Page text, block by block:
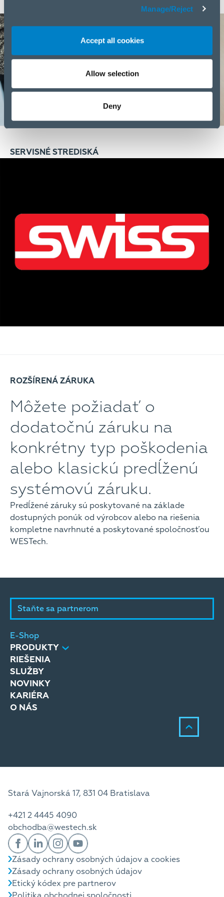
Manage/Reject
Accept all cookies
Allow selection
Deny
SERVISNÉ STREDISKÁ
ROZŠÍRENÁ ZÁRUKA
Môžete požiadať o
dodatočnú záruku na
konkrétny typ poškodenia
alebo klasickú predĺženú
systémovú záruku.
Predĺžené záruky sú poskytované na základe
dostupných ponúk od výrobcov alebo na riešenia
kompletne navrhnuté a poskytované spoločnosťou
WESTech.
Staňte sa partnerom
E-Shop
PRODUKTY
RIEŠENIA
SLUŽBY
NOVINKY
KARIÉRA
O NÁS
Stará Vajnorská 17, 831 04 Bratislava
+421 2 4445 4090
obchodba@westech.sk
Zásady ochrany osobných údajov a cookies
Zásady ochrany osobných údajov
Etický kódex pre partnerov